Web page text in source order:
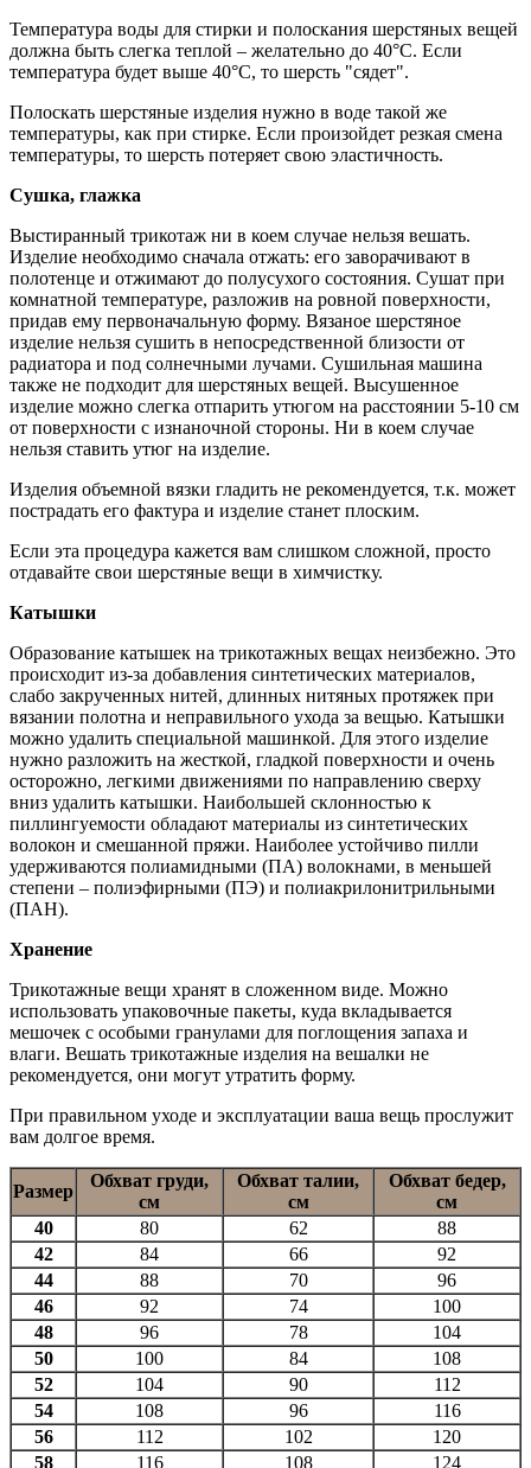
Температура воды для стирки и полоскания шерстяных вещей
должна быть слегка теплой – желательно до 40°С. Если
температура будет выше 40°С, то шерсть "сядет".
Полоскать шерстяные изделия нужно в воде такой же
температуры, как при стирке. Если произойдет резкая смена
температуры, то шерсть потеряет свою эластичность.
Сушка, глажка
Выстиранный трикотаж ни в коем случае нельзя вешать.
Изделие необходимо сначала отжать: его заворачивают в
полотенце и отжимают до полусухого состояния. Сушат при
комнатной температуре, разложив на ровной поверхности,
придав ему первоначальную форму. Вязаное шерстяное
изделие нельзя сушить в непосредственной близости от
радиатора и под солнечными лучами. Сушильная машина
также не подходит для шерстяных вещей. Высушенное
изделие можно слегка отпарить утюгом на расстоянии 5-10 см
от поверхности с изнаночной стороны. Ни в коем случае
нельзя ставить утюг на изделие.
Изделия объемной вязки гладить не рекомендуется, т.к. может
пострадать его фактура и изделие станет плоским.
Если эта процедура кажется вам слишком сложной, просто
отдавайте свои шерстяные вещи в химчистку.
Катышки
Образование катышек на трикотажных вещах неизбежно. Это
происходит из-за добавления синтетических материалов,
слабо закрученных нитей, длинных нитяных протяжек при
вязании полотна и неправильного ухода за вещью. Катышки
можно удалить специальной машинкой. Для этого изделие
нужно разложить на жесткой, гладкой поверхности и очень
осторожно, легкими движениями по направлению сверху
вниз удалить катышки. Наибольшей склонностью к
пиллингуемости обладают материалы из синтетических
волокон и смешанной пряжи. Наиболее устойчиво пилли
удерживаются полиамидными (ПА) волокнами, в меньшей
степени – полиэфирными (ПЭ) и полиакрилонитрильными
(ПАН).
Хранение
Трикотажные вещи хранят в сложенном виде. Можно
использовать упаковочные пакеты, куда вкладывается
мешочек с особыми гранулами для поглощения запаха и
влаги. Вешать трикотажные изделия на вешалки не
рекомендуется, они могут утратить форму.
При правильном уходе и эксплуатации ваша вещь прослужит
вам долгое время.
Размер
Обхват груди,
см
Обхват талии,
см
Обхват бедер,
см
40
80 62
88
42
84 66
92
44
88 70
96
46
92 74
100
48
96 78
104
50
100 84
108
52
104 90
112
54
108 96
116
56
112 102
120
58
116 108 124